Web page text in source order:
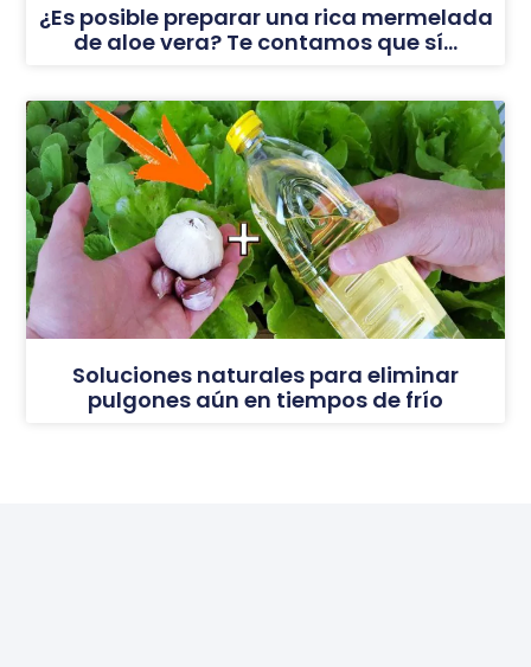
¿Es posible preparar una rica mermelada
de aloe vera? Te contamos que sí…
Soluciones naturales para eliminar
pulgones aún en tiempos de frío